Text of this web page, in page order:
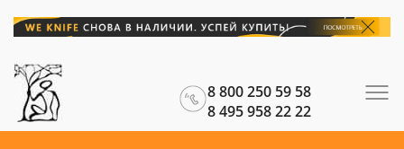
8 800 250 59 58
8 495 958 22 22